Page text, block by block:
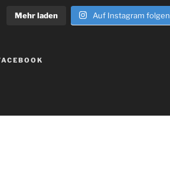
Mehr laden Auf Instagram folgen